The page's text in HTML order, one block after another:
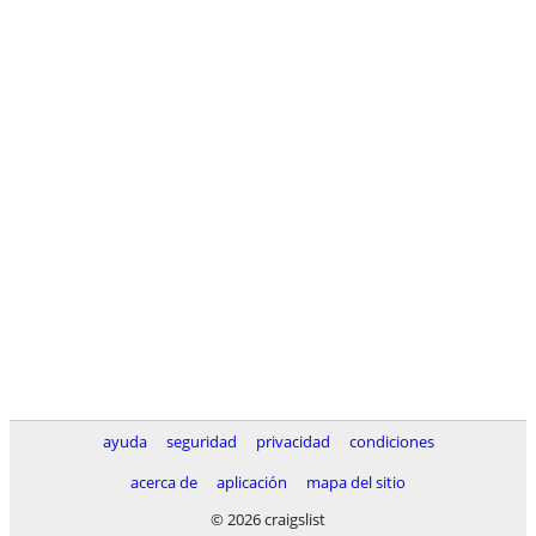
ayuda seguridad privacidad
condiciones
acerca de
aplicación
mapa del sitio
© 2026 craigslist